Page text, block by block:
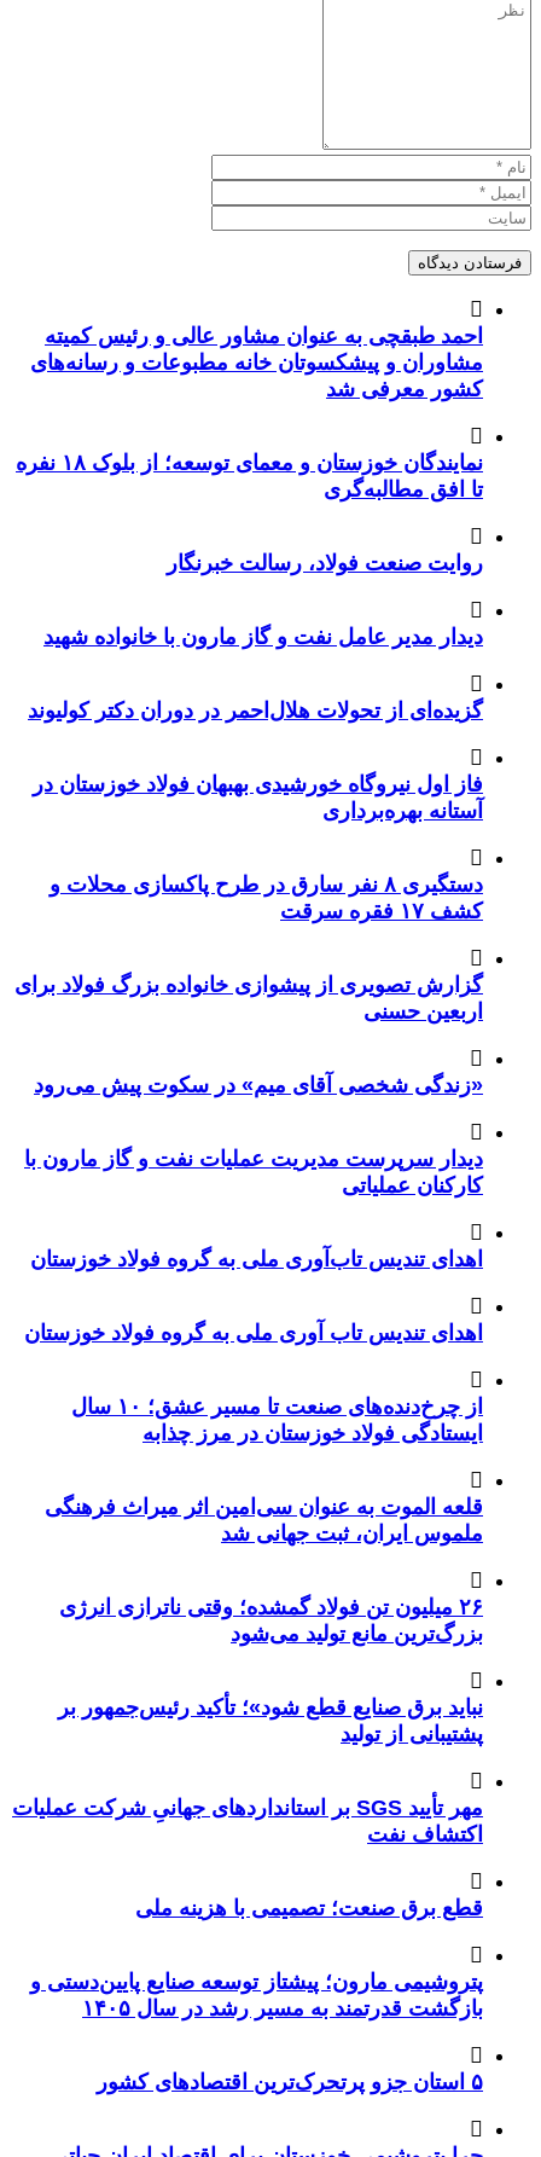
احمد طبقچی به عنوان مشاور عالی و رئیس کمیته
مشاوران و پیشکسوتان خانه مطبوعات و رسانه‌های
کشور معرفی شد
نمایندگان خوزستان و معمای توسعه؛ از بلوک ۱۸ نفره
تا افق مطالبه‌گری
روایت صنعت فولاد،‌ رسالت خبرنگار
دیدار مدیر عامل نفت و گاز مارون با خانواده شهید
گزیده‌ای از تحولات هلال‌احمر در دوران دکتر کولیوند
فاز اول نیروگاه خورشیدی بهبهان فولاد خوزستان در
آستانه بهره‌برداری
دستگیری ۸ نفر سارق در طرح پاکسازی محلات و
کشف ۱۷ فقره سرقت
گزارش تصویری از پیشوازی خانواده بزرگ فولاد برای
اربعین حسنی
«زندگی شخصی آقای میم» در سکوت پیش می‌رود
دیدار سرپرست مدیریت عملیات نفت و گاز مارون با
کارکنان عملیاتی
اهدای تندیس تاب‌آوری ملی به گروه فولاد خوزستان
اهدای تندیس تاب آوری ملی به گروه فولاد خوزستان
از چرخ‌دنده‌های صنعت تا مسیر عشق؛ ۱۰ سال
ایستادگی فولاد خوزستان در مرز چذابه
قلعه الموت به عنوان سی‌امین اثر میراث‌ فرهنگی
ملموس ایران، ثبت جهانی شد
۲۶ میلیون تن فولاد گمشده؛ وقتی ناترازی انرژی
بزرگ‌ترین مانع تولید می‌شود
نباید برق صنایع قطع شود»؛ تأکید رئیس‌جمهور بر
پشتیبانی از تولید
مهر تأیید SGS بر استانداردهای جهانیِ شرکت عملیات
اکتشاف نفت
قطع برق صنعت؛ تصمیمی با هزینه ملی
پتروشیمی مارون؛ پیشتاز توسعه صنایع پایین‌دستی و
بازگشت قدرتمند به مسیر رشد در سال ۱۴۰۵